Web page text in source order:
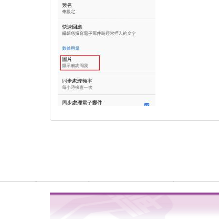
Warning: file_get_contents(http://www.geoplugin.net/
/usr/local/dokuwiki2017/lib/plugins/quickstats/action.phpon line